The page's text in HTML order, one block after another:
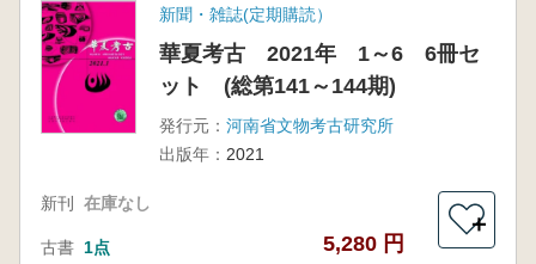
新聞・雑誌(定期購読）
華夏考古 2021年 1～6 6冊セ
ット (総第141～144期)
発行元： 河南省文物考古研究所
出版年： 2021
新刊 在庫なし
古書 1点 5,280 円
＋